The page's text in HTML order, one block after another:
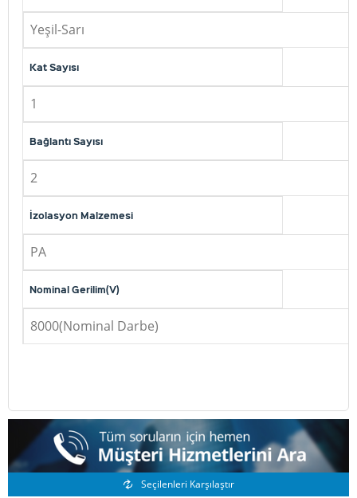
Yeşil-Sarı
Kat Sayısı
1
Bağlantı Sayısı
2
İzolasyon Malzemesi
PA
Nominal Gerilim(V)
8000(Nominal Darbe)
Benzer Ürünler
Seçilenleri Karşılaştır